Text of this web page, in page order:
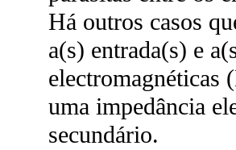
Há outros casos
a(s) entrada(s) e
electromagnéticas
uma impedância
secundário.